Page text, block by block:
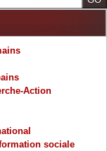
Action
sociale